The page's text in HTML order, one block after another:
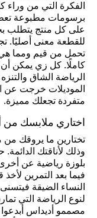
الفكرة التي من
برسومات مطبوعة
على كل منتج يتطلب
للقطعة معنى أصليًا.
تحمل من قيم ومما
كاملًا. كل زي يمكن أن
الرياضة الشاق
الموديلات خرجت عن
متفردة تجعلك مميزة.
اختاري ملابسك من
تختارين ما يروقك من
وذلك لأناقتك
بلوزة رياضية عن
فيما بعد التمرين
النساء الضيقة
لنوع الرياضة التي
مصممو أديداس